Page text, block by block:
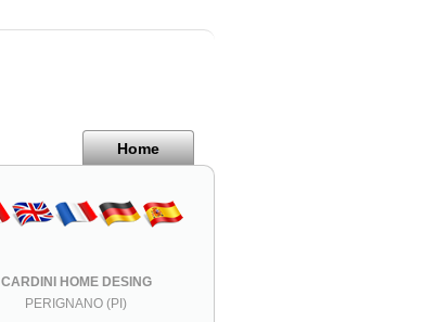
Home
CARDINI HOME DESING
PERIGNANO (PI)